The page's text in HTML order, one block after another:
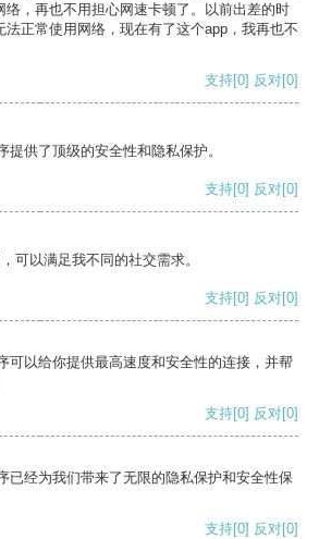
络，再也不用担心网速卡顿了。以前出差的时
正常使用网络，现在有了这个app，我再也不
支持[0] 反对[0]
供了顶级的安全性和隐私保护。
支持[0] 反对[0]
可以满足我不同的社交需求。
支持[0] 反对[0]
可以给你提供最高速度和安全性的连接，并帮
支持[0] 反对[0]
已经为我们带来了无限的隐私保护和安全性保
支持[0] 反对[0]